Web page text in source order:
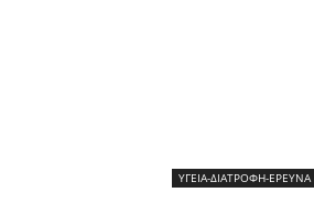
ΥΓΕΙΑ-ΔΙΑΤΡΟΦΗ-ΕΡΕΥΝΑ